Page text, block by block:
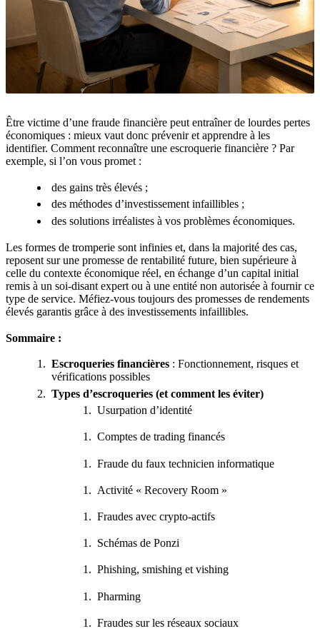
Être victime d’une fraude financière peut entraîner de lourdes pertes
économiques : mieux vaut donc prévenir et apprendre à les
identifier. Comment reconnaître une escroquerie financière ? Par
exemple, si l’on vous promet :
des gains très élevés ;
des méthodes d’investissement infaillibles ;
des solutions irréalistes à vos problèmes économiques.
Les formes de tromperie sont infinies et, dans la majorité des cas,
reposent sur une promesse de rentabilité future, bien supérieure à
celle du contexte économique réel, en échange d’un capital initial
remis à un soi-disant expert ou à une entité non autorisée à fournir ce
type de service. Méfiez‑vous toujours des promesses de rendements
élevés garantis grâce à des investissements infaillibles.
Sommaire :
Escroqueries financières : Fonctionnement, risques et
vérifications possibles
Types d’escroqueries (et comment les éviter)
Usurpation d’identité
Comptes de trading financés
Fraude du faux technicien informatique
Activité « Recovery Room »
Fraudes avec crypto‑actifs
Schémas de Ponzi
Phishing, smishing et vishing
Pharming
Fraudes sur les réseaux sociaux